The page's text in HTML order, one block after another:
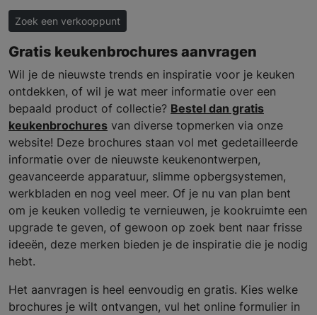
Zoek een verkooppunt
Gratis keukenbrochures aanvragen
Wil je de nieuwste trends en inspiratie voor je keuken
ontdekken, of wil je wat meer informatie over een
bepaald product of collectie? Bestel dan gratis
keukenbrochures van diverse topmerken via onze
website! Deze brochures staan vol met gedetailleerde
informatie over de nieuwste keukenontwerpen,
geavanceerde apparatuur, slimme opbergsystemen,
werkbladen en nog veel meer. Of je nu van plan bent
om je keuken volledig te vernieuwen, je kookruimte een
upgrade te geven, of gewoon op zoek bent naar frisse
ideeën, deze merken bieden je de inspiratie die je nodig
hebt.
Het aanvragen is heel eenvoudig en gratis. Kies welke
brochures je wilt ontvangen, vul het online formulier in